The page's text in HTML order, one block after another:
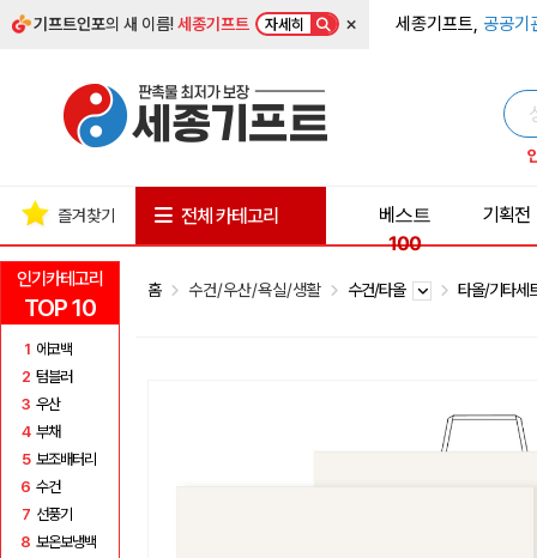
기프트인포의 새 이름!세종기프트 자세히 × 세종기프트, 공공기
인기카테고리
TOP 10
1 에코백
2 텀블러
3 우산
4 부채
5 보조배터리
6 수건
7 선풍기
8 보온보냉백
즐겨찾기 전체 카테고리
베스트
100
기획전
홈 수건/우산/욕실/생활 수건/타올 타올/기타